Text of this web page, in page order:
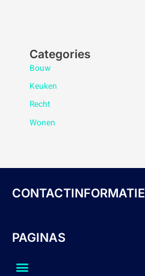
Categories
Bouw
Keuken
Recht
Wonen
CONTACTINFORMATIE
PAGINAS
Menu